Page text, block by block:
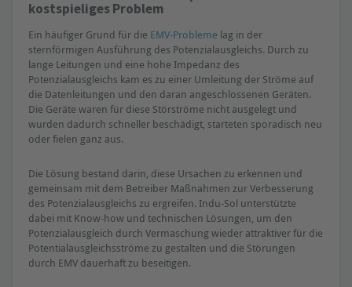
kostspieliges Problem
Ein häufiger Grund für die EMV-Probleme lag in der
sternförmigen Ausführung des Potenzialausgleichs. Durch zu
lange Leitungen und eine hohe Impedanz des
Potenzialausgleichs kam es zu einer Umleitung der Ströme auf
die Datenleitungen und den daran angeschlossenen Geräten.
Die Geräte waren für diese Störströme nicht ausgelegt und
wurden dadurch schneller beschädigt, starteten sporadisch neu
oder fielen ganz aus.
Die Lösung bestand darin, diese Ursachen zu erkennen und
gemeinsam mit dem Betreiber Maßnahmen zur Verbesserung
des Potenzialausgleichs zu ergreifen. Indu-Sol unterstützte
dabei mit Know-how und technischen Lösungen, um den
Potenzialausgleich durch Vermaschung wieder attraktiver für die
Potentialausgleichsströme zu gestalten und die Störungen
durch EMV dauerhaft zu beseitigen.